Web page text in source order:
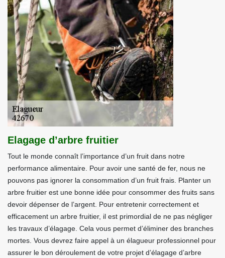
Elagage d’arbre fruitier
Tout le monde connaît l’importance d’un fruit dans notre
performance alimentaire. Pour avoir une santé de fer, nous ne
pouvons pas ignorer la consommation d’un fruit frais. Planter un
arbre fruitier est une bonne idée pour consommer des fruits sans
devoir dépenser de l’argent. Pour entretenir correctement et
efficacement un arbre fruitier, il est primordial de ne pas négliger
les travaux d’élagage. Cela vous permet d’éliminer des branches
mortes. Vous devrez faire appel à un élagueur professionnel pour
assurer le bon déroulement de votre projet d’élagage d’arbre